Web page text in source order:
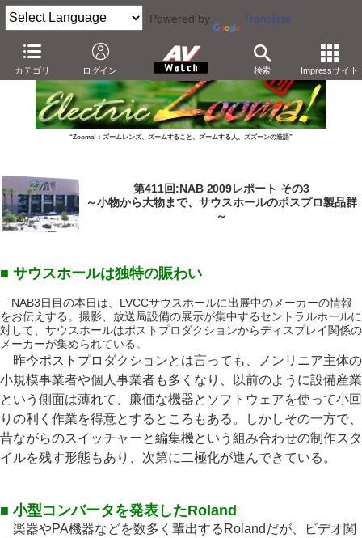
Powered by Translate
カテゴリ ログイン 検索 Impressサイト
“Zooma!：ズームレンズ、ズームすること、ズームする人、ズズーンの造語”
第411回:NAB 2009レポート その3
～小物から大物まで、サウスホールのポスプロ製品群
～
■ サウスホールは独特の賑わい
NAB3日目の本日は、LVCCサウスホールに出展中のメーカーの情報
をお伝えする。撮影、放送局設備の展示が集中するセントラルホールに
対して、サウスホールはポストプロダクションからディスプレイ関係の
メーカーが集められている。
昨今ポストプロダクションとは言っても、ノンリニア主体の
小規模事業者や個人事業者も多くなり、以前のように設備産業
という側面は薄れて、廉価な機器とソフトウェアを使って小回
りの利く作業を得意とするところもある。しかしその一方で、
昔ながらのスイッチャーと編集機という組み合わせの制作スタ
イルを残す形態もあり、次第に二極化が進んできている。
■ 小型コンバータを発表したRoland
楽器やPA機器などを数多く輩出するRolandだが、ビデオ関